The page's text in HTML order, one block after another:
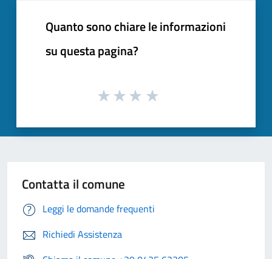
Quanto sono chiare le informazioni
su questa pagina?
Contatta il comune
Leggi le domande frequenti
Richiedi Assistenza